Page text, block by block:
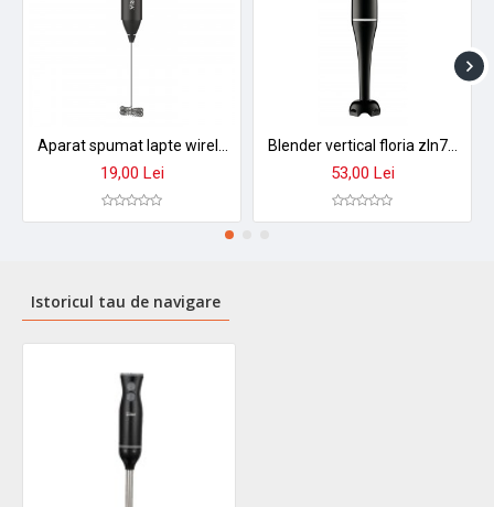
19,00 Lei 53,00 Lei
Istoricul tau de navigare